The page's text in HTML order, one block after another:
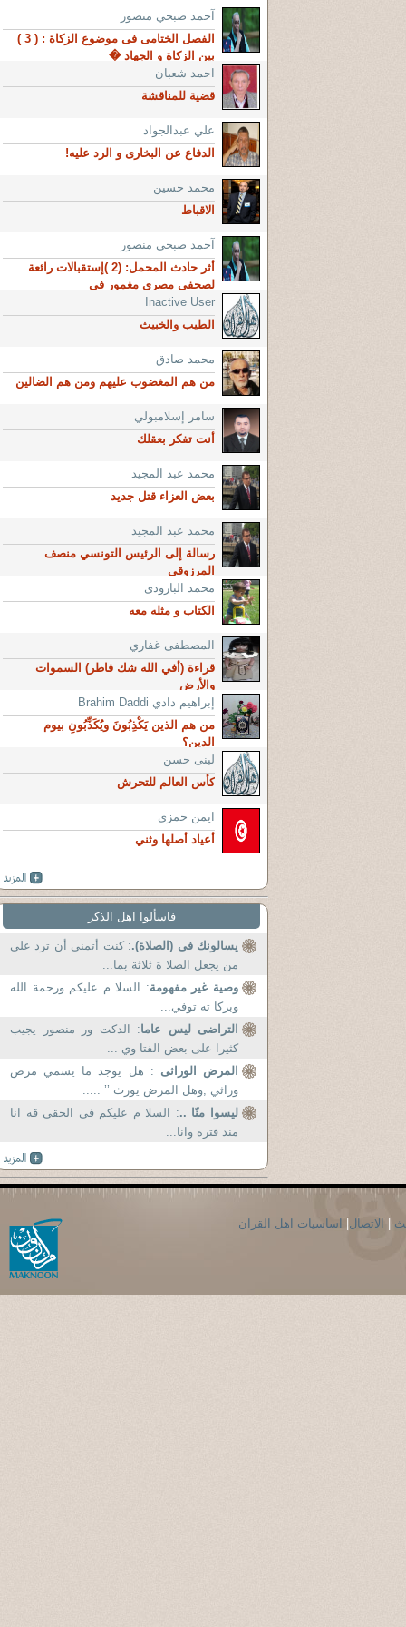
آحمد صبحي منصور
الفصل الختامى فى موضوع الزكاة : ( 3 )
بين الزكاة و الجهاد �
احمد شعبان
قضية للمناقشة
علي عبدالجواد
الدفاع عن البخارى و الرد عليه!
محمد حسين
الاقباط
آحمد صبحي منصور
أثر حادث المحمل: (2 )إستقبالات رائعة
لصحفى مصرى مغمور فى
Inactive User
الطيب والخبيث
محمد صادق
من هم المغضوب عليهم ومن هم الضالين
سامر إسلامبولي
أنت تفكر بعقلك
محمد عبد المجيد
بعض العزاء قتل جديد
محمد عبد المجيد
رسالة إلى الرئيس التونسي منصف
المرزوقي
محمد البارودى
الكتاب و مثله معه
المصطفى غفاري
قراءة (أفي الله شك فاطر) السموات
والأرض
إبراهيم دادي Brahim Daddi
من هم الذين يَكْذِبُونَ ويُكَذِّبُونِ بيوم
الدين؟
لبنى حسن
كأس العالم للتحرش
ايمن حمزى
أعياد أصلها وثني
فاسألوا اهل الذكر
يسالونك فى (الصلاة).: كنت أتمنى أن ترد على
من يجعل الصلا ة ثلاثة بما...
وصية غير مفهومة: السلا م عليكم ورحمة الله
وبركا ته توفي...
التراضى ليس عاما: الدكت ور منصور يجيب
كثيرا على بعض الفتا وي ...
المرض الوراثى : هل يوجد ما يسمي مرض
وراثي ,وهل المرض يورث ’’ .....
ليسوا منّا ..: السلا م عليكم فى الحقي قه انا
منذ فتره وانا...
الاتصال اساسيات اهل القران